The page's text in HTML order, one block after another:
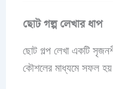
ছোট গল্প লেখার ধাপ
ছোট গল্প লেখা একটি
কৌশলের মাধ্যমে সফল